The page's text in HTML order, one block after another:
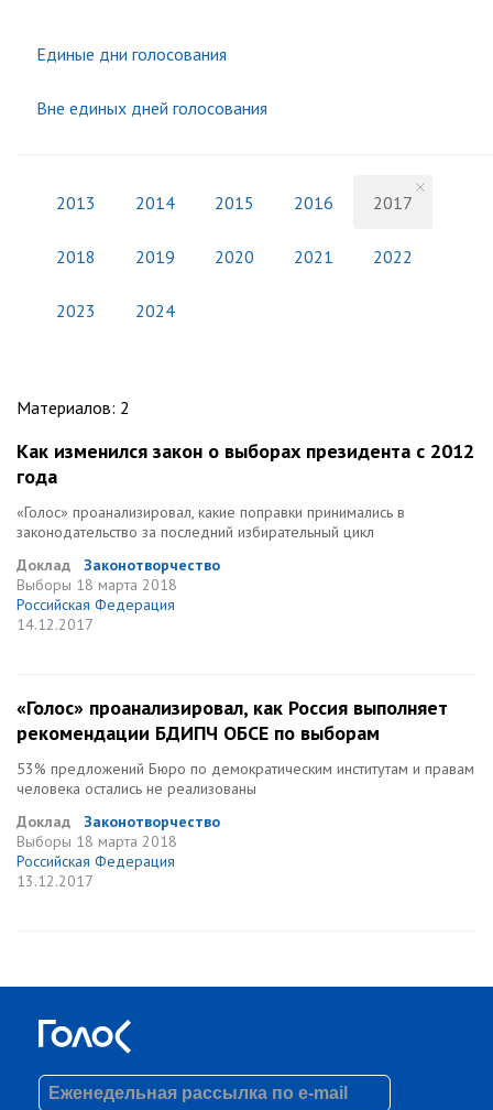
Единые дни голосования
Вне единых дней голосования
2013 2014 2015 2016 2017
2018 2019 2020 2021 2022
2023 2024
Материалов: 2
Как изменился закон о выборах президента с 2012
года
«Голос» проанализировал, какие поправки принимались в
законодательство за последний избирательный цикл
Доклад
Законотворчество
Выборы 18 марта 2018
Российская Федерация
14.12.2017
«Голос» проанализировал, как Россия выполняет
рекомендации БДИПЧ ОБСЕ по выборам
53% предложений Бюро по демократическим институтам и правам
человека остались не реализованы
Доклад
Законотворчество
Выборы 18 марта 2018
Российская Федерация
13.12.2017